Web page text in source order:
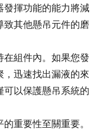
發揮功能的能力將減
其他懸吊元件的磨
組件內。如果您發
迅速找出漏液的來
以保護懸吊系統的
重要性至關重要。